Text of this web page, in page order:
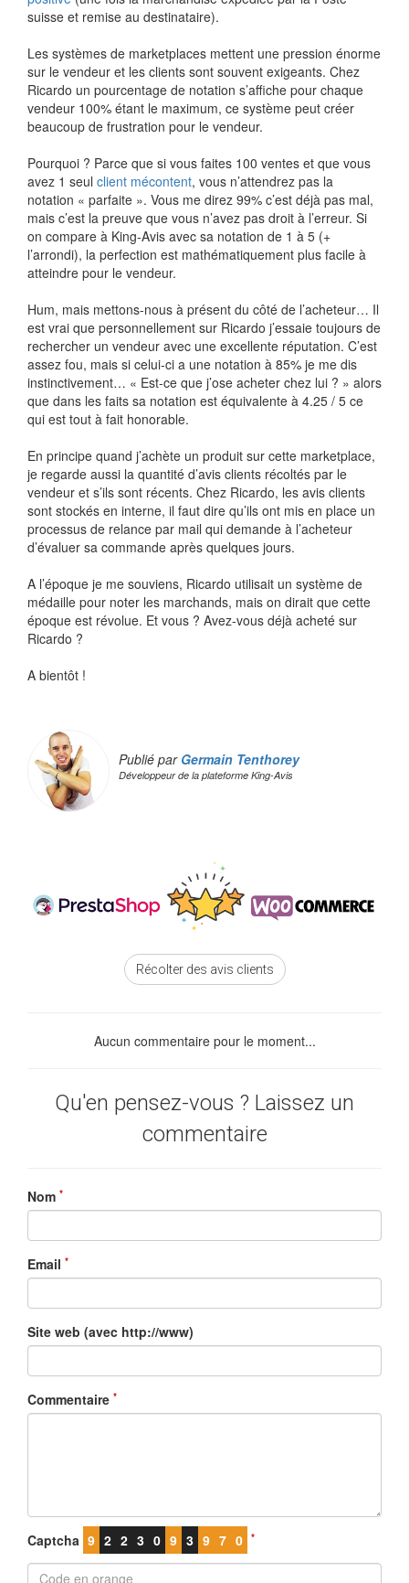
suisse et remise au destinataire).
Les systèmes de marketplaces mettent une pression énorme
sur le vendeur et les clients sont souvent exigeants. Chez
Ricardo un pourcentage de notation s’affiche pour chaque
vendeur 100% étant le maximum, ce système peut créer
beaucoup de frustration pour le vendeur.
Pourquoi ? Parce que si vous faites 100 ventes et que vous
avez 1 seul client mécontent, vous n’attendrez pas la
notation « parfaite ». Vous me direz 99% c’est déjà pas mal,
mais c’est la preuve que vous n’avez pas droit à l’erreur. Si
on compare à King-Avis avec sa notation de 1 à 5 (+
l’arrondi), la perfection est mathématiquement plus facile à
atteindre pour le vendeur.
Hum, mais mettons-nous à présent du côté de l’acheteur… Il
est vrai que personnellement sur Ricardo j’essaie toujours de
rechercher un vendeur avec une excellente réputation. C’est
assez fou, mais si celui-ci a une notation à 85% je me dis
instinctivement… « Est-ce que j’ose acheter chez lui ? » alors
que dans les faits sa notation est équivalente à 4.25 / 5 ce
qui est tout à fait honorable.
En principe quand j’achète un produit sur cette marketplace,
je regarde aussi la quantité d’avis clients récoltés par le
vendeur et s’ils sont récents. Chez Ricardo, les avis clients
sont stockés en interne, il faut dire qu’ils ont mis en place un
processus de relance par mail qui demande à l’acheteur
d’évaluer sa commande après quelques jours.
A l’époque je me souviens, Ricardo utilisait un système de
médaille pour noter les marchands, mais on dirait que cette
époque est révolue. Et vous ? Avez-vous déjà acheté sur
Ricardo ?
A bientôt !
Publié par Germain Tenthorey
Développeur de la plateforme King-Avis
Récolter des avis clients
Aucun commentaire pour le moment...
Qu'en pensez-vous ? Laissez un
commentaire
Nom *
Email *
Site web (avec http://www)
Commentaire *
Captcha 9 2 2 3 0 9 3 9 7 0 *